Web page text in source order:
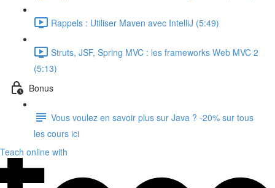
Rappels : Utiliser Maven avec IntelliJ (5:49)
Struts, JSF, Spring MVC : les frameworks Web MVC 2
(5:13)
Bonus
Vous voulez en savoir plus sur Java ? -20% sur tous
les cours ici
Teach online with